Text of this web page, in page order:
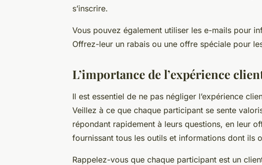
s’inscrire.
Vous pouvez également utiliser les e-mails pour
Offrez-leur un rabais ou une offre spéciale pour
L’importance de l’expérience
Il est essentiel de ne pas négliger l’expérience
Veillez à ce que chaque participant se sente
répondant rapidement à leurs questions, en leur
fournissant tous les outils et informations dont ils
Rappelez-vous que chaque participant est un